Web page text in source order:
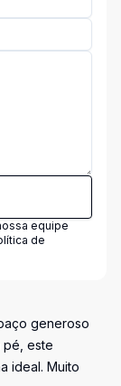
equipe
de
generoso
pé, este
ideal. Muito